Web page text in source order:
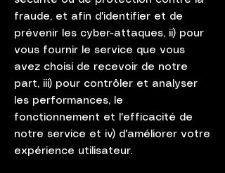
fraude, et afin d'identifier et de
prévenir les cyber-attaques, ii) pour
vous fournir le service que vous
avez choisi de recevoir de notre
part, iii) pour contrôler et analyser
les performances, le
fonctionnement et l'efficacité de
notre service et iv) d'améliorer votre
expérience utilisateur.